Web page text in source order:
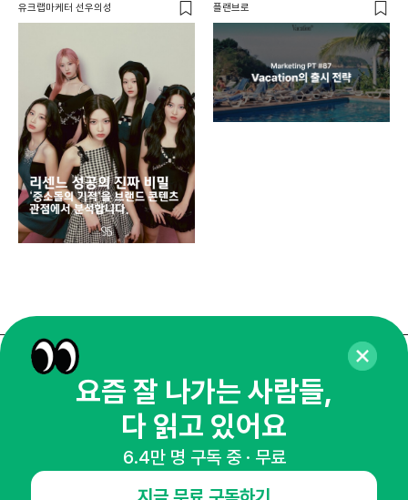
유크랩마케터 선우의성 플랜브로
매주 화요일 아침,
마케팅 감각을 깨워 드릴게요!
65,043명의 마케터를 성장시키는 뉴스레터
요즘 잘 나가는 사람들,
다 읽고 있어요
6.4만 명 구독 중 · 무료